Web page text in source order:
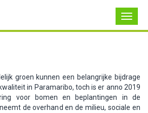
groen kunnen een belangrijke bijdrage
in Paramaribo, toch is er anno 2019
voor bomen en beplantingen in de
de overhand en de milieu, sociale en